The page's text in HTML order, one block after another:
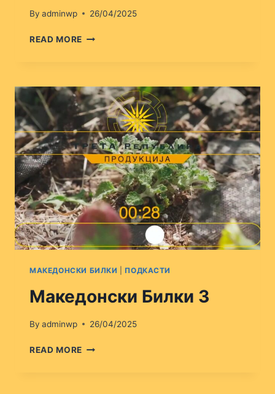
By adminwp 26/04/2025
READ MORE МАКЕДОНСКИ
МАКЕДОНСКИ БИЛКИ ПОДКАСТИ
Македонски Билки 3
By adminwp 26/04/2025
READ MORE МАКЕДОНСКИ